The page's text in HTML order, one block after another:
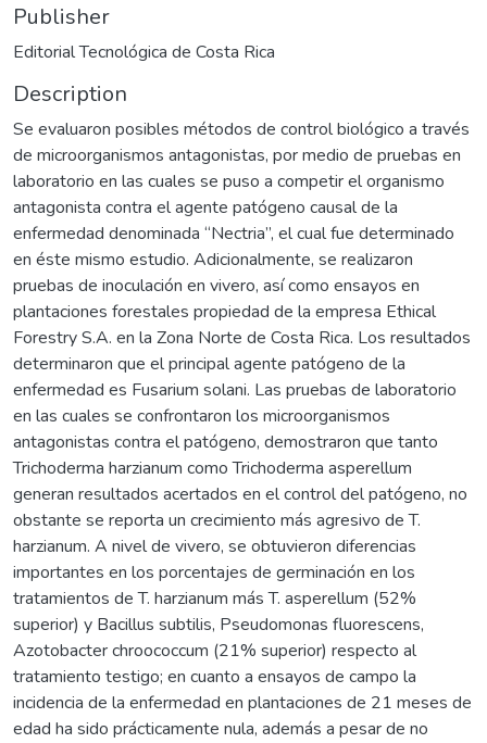
Publisher
Editorial Tecnológica de Costa Rica
Description
Se evaluaron posibles métodos de control biológico a través
de microorganismos antagonistas, por medio de pruebas en
laboratorio en las cuales se puso a competir el organismo
antagonista contra el agente patógeno causal de la
enfermedad denominada “Nectria”, el cual fue determinado
en éste mismo estudio. Adicionalmente, se realizaron
pruebas de inoculación en vivero, así como ensayos en
plantaciones forestales propiedad de la empresa Ethical
Forestry S.A. en la Zona Norte de Costa Rica. Los resultados
determinaron que el principal agente patógeno de la
enfermedad es Fusarium solani. Las pruebas de laboratorio
en las cuales se confrontaron los microorganismos
antagonistas contra el patógeno, demostraron que tanto
Trichoderma harzianum como Trichoderma asperellum
generan resultados acertados en el control del patógeno, no
obstante se reporta un crecimiento más agresivo de T.
harzianum. A nivel de vivero, se obtuvieron diferencias
importantes en los porcentajes de germinación en los
tratamientos de T. harzianum más T. asperellum (52%
superior) y Bacillus subtilis, Pseudomonas fluorescens,
Azotobacter chroococcum (21% superior) respecto al
tratamiento testigo; en cuanto a ensayos de campo la
incidencia de la enfermedad en plantaciones de 21 meses de
edad ha sido prácticamente nula, además a pesar de no